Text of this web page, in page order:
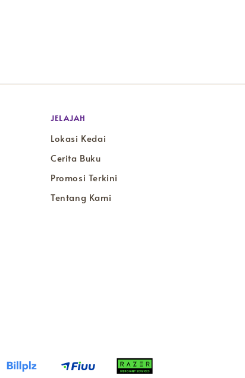
JELAJAH
Lokasi Kedai
Cerita Buku
Promosi Terkini
Tentang Kami